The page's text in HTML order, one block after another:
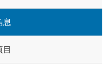
息
目